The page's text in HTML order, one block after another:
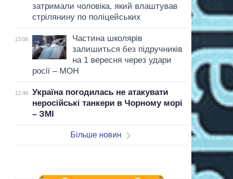
затримали чоловіка, який влаштував
стрілянину по поліцейських
13:06
Частина школярів
залишиться без підручників
на 1 вересня через удари
росії – МОН
12:46
Україна погодилась не атакувати
неросійські танкери в Чорному морі
– ЗМІ
Більше новин